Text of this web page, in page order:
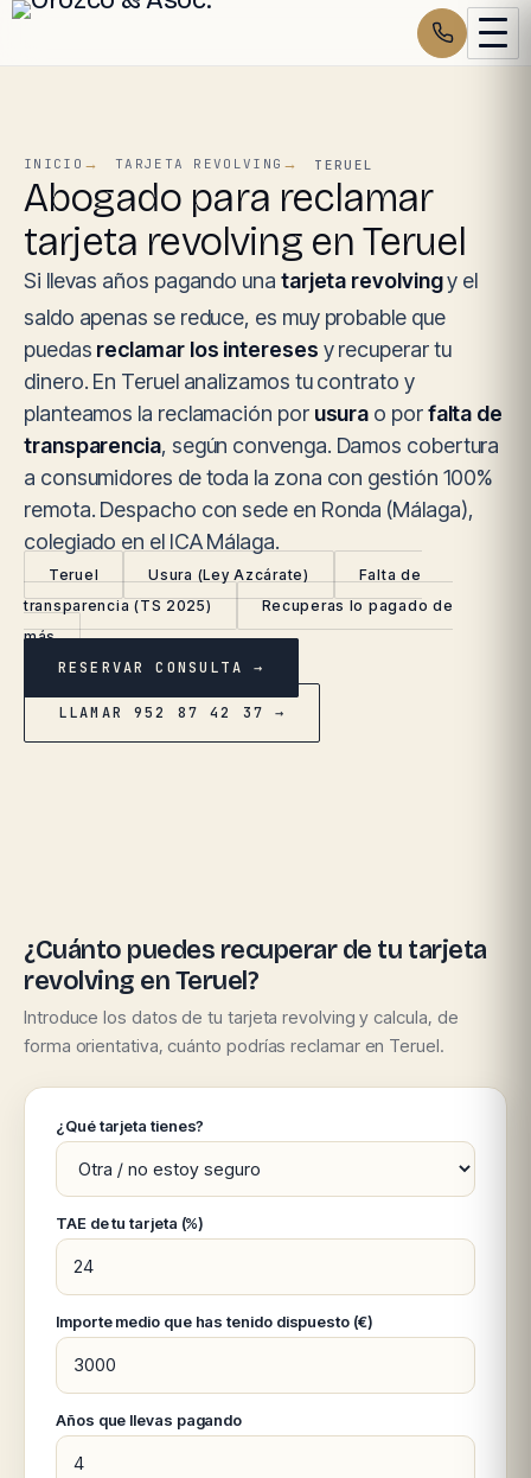
INICIO TARJETA REVOLVING TERUEL
Abogado para reclamar
tarjeta revolving en Teruel
Si llevas años pagando una tarjeta revolvingy el
saldo apenas se reduce, es muy probable que
puedas reclamar los intereses y recuperar tu
dinero. En Teruel analizamos tu contrato y
planteamos la reclamación por usura o porfalta de
transparencia, según convenga. Damos cobertura
a consumidores de toda la zona con gestión 100%
remota. Despacho con sede en Ronda (Málaga),
colegiado en el ICA Málaga.
Teruel Usura (Ley Azcárate)
Falta de
transparencia (TS 2025)
Recuperas lo pagado de
más
RESERVAR CONSULTA →
LLAMAR 952 87 42 37 →
¿Cuánto puedes recuperar de tu tarjeta
revolving en Teruel?
Introduce los datos de tu tarjeta revolving y calcula, de
forma orientativa, cuánto podrías reclamar en Teruel.
¿Qué tarjeta tienes?
TAE de tu tarjeta (%)
Importe medio que has tenido dispuesto (€)
Años que llevas pagando